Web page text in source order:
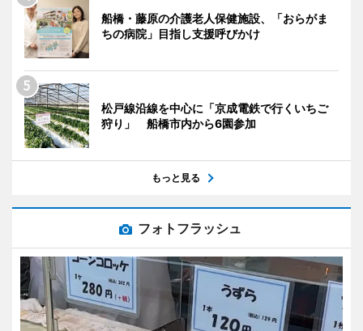
船橋・藤原の介護老人保健施設、「おらがま
ちの病院」目指し支援呼びかけ
松戸線沿線を中心に「京成電鉄で行くいちご
狩り」 船橋市内から6園参加
もっと見る
フォトフラッシュ